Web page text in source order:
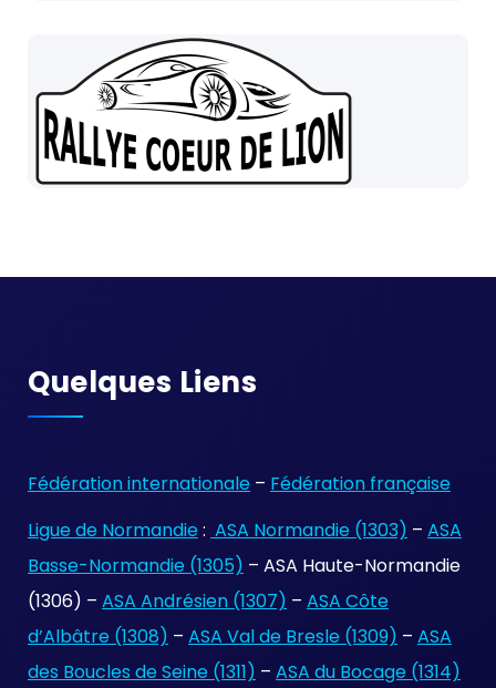
Quelques Liens
Fédération internationale – Fédération française
Ligue de Normandie : ASA Normandie (1303) – ASA
Basse-Normandie (1305) – ASA Haute-Normandie
(1306) – ASA Andrésien (1307) – ASA Côte
d’Albâtre (1308) – ASA Val de Bresle (1309) – ASA
des Boucles de Seine (1311) – ASA du Bocage (1314)